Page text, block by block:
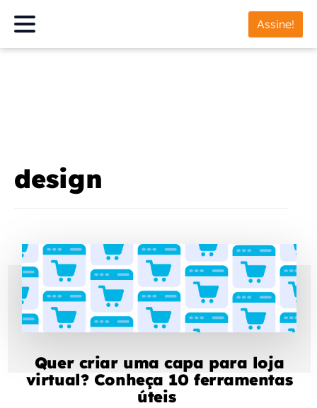
Assine!
design
Quer criar uma capa para loja
virtual? Conheça 10 ferramentas
úteis